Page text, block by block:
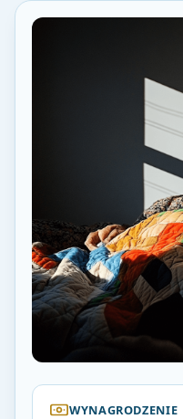
WYNAGRODZENIE